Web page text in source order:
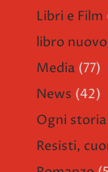
Libri e Film
libro nuovo
Media (77)
News (42)
Ogni
Resisti,